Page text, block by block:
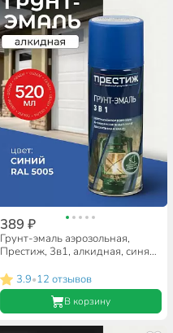
389 ₽
Грунт-эмаль аэрозольная,
Престиж, 3в1, алкидная, синяя,
3.9•12 отзывов
В корзину